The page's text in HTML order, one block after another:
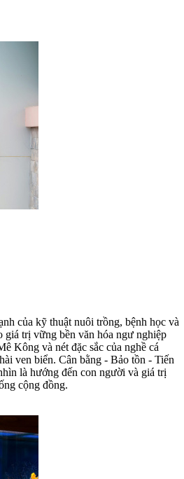
của kỹ thuật nuôi trồng, bệnh học và
giá trị vững bền văn hóa ngư nghiệp
Kông và nét đặc sắc của nghề cá
ven biển. Cân bằng - Bảo tồn - Tiến
là hướng đến con người và giá trị
cộng đồng.